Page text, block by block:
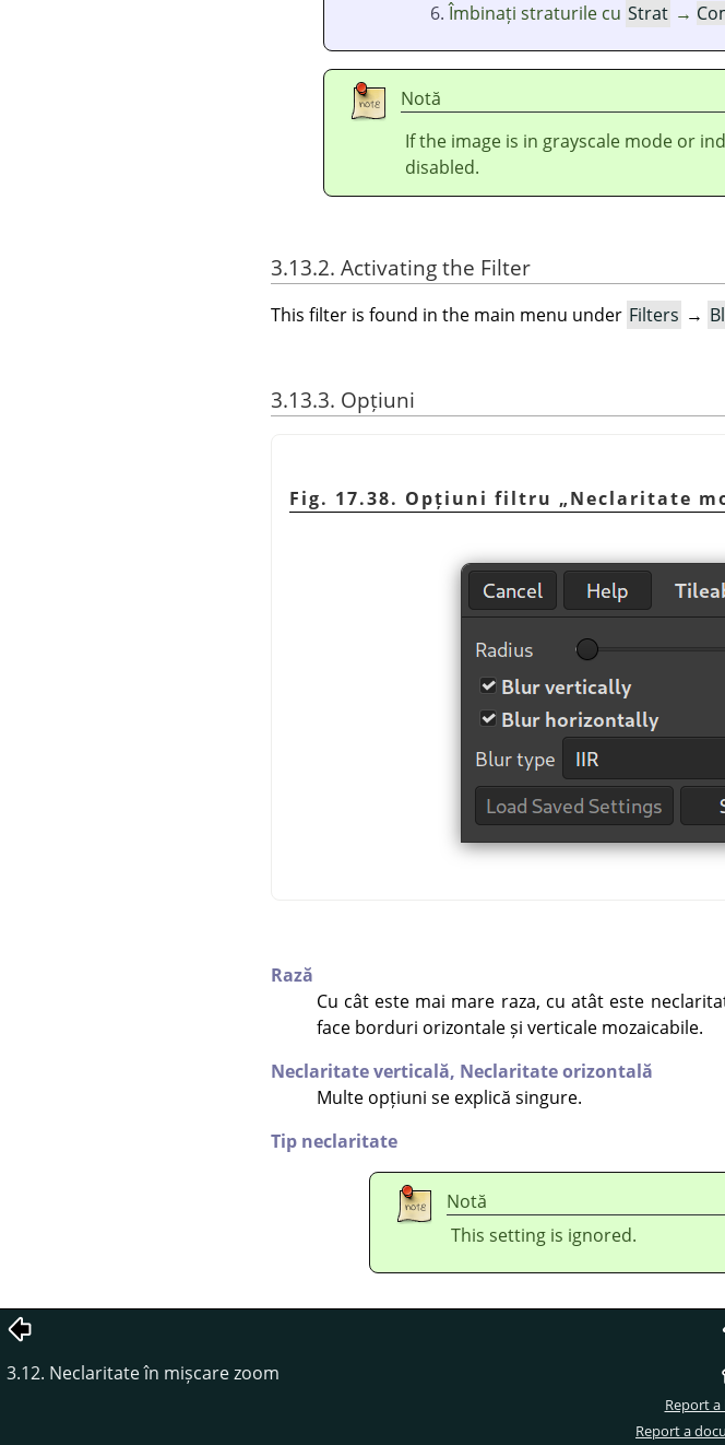
Îmbinați straturile cu Strat →
Notă
If the image is in grayscale mode or
disabled.
3.13.2. Activating the Filter
This filter is found in the main menu under Filters →
3.13.3. Opțiuni
Fig. 17.38. Opțiuni filtru „Neclaritate
Rază
Cu cât este mai mare raza, cu atât este
face borduri orizontale și verticale mozaicabile.
Neclaritate verticală, Neclaritate orizontală
Multe opțiuni se explică singure.
Tip neclaritate
Notă
This setting is ignored.
3.12. Neclaritate în mișcare zoom
Report a
Report a